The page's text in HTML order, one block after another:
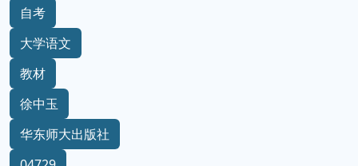
自考
大学语文
教材
徐中玉
华东师大出版社